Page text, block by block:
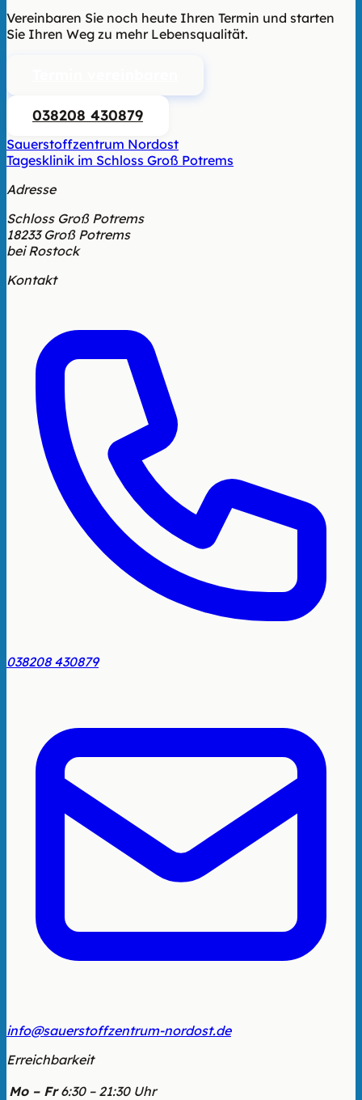
Vereinbaren Sie noch heute Ihren Termin und starten
Sie Ihren Weg zu mehr Lebensqualität.
038208 430879
Sauerstoffzentrum Nordost
Tagesklinik im Schloss Groß Potrems
Adresse
Schloss Groß Potrems
18233 Groß Potrems
bei Rostock
Kontakt
038208 430879
info@sauerstoffzentrum-nordost.de
Erreichbarkeit
Mo – Fr 6:30 – 21:30 Uhr